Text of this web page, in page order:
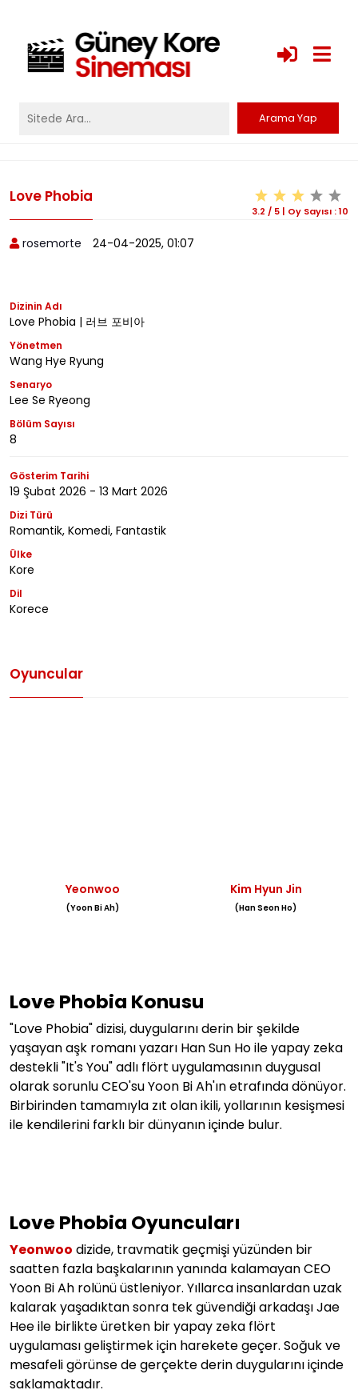
Love Phobia
3.2 / 5 | Oy Sayısı :10
rosemorte 24-04-2025, 01:07
Dizinin Adı
Love Phobia | 러브 포비아
Yönetmen
Wang Hye Ryung
Senaryo
Lee Se Ryeong
Bölüm Sayısı
8
Gösterim Tarihi
19 Şubat 2026 - 13 Mart 2026
Dizi Türü
Romantik, Komedi, Fantastik
Ülke
Kore
Dil
Korece
Oyuncular
Yeonwoo
(Yoon Bi Ah)
Kim Hyun Jin
(Han Seon Ho)
Love Phobia Konusu
"Love Phobia" dizisi, duygularını derin bir şekilde
yaşayan aşk romanı yazarı Han Sun Ho ile yapay zeka
destekli "It's You" adlı flört uygulamasının duygusal
olarak sorunlu CEO'su Yoon Bi Ah'ın etrafında dönüyor.
Birbirinden tamamıyla zıt olan ikili, yollarının kesişmesi
ile kendilerini farklı bir dünyanın içinde bulur.
Love Phobia Oyuncuları
Yeonwoo dizide, travmatik geçmişi yüzünden bir
saatten fazla başkalarının yanında kalamayan CEO
Yoon Bi Ah rolünü üstleniyor. Yıllarca insanlardan uzak
kalarak yaşadıktan sonra tek güvendiği arkadaşı Jae
Hee ile birlikte üretken bir yapay zeka flört
uygulaması geliştirmek için harekete geçer. Soğuk ve
mesafeli görünse de gerçekte derin duygularını içinde
saklamaktadır.